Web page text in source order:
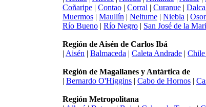
Coñaripe | Contao | Corral | Curanue |
Muermos | Maullín | Neltume | Niebla |
Río Bueno | Río Negro | San José de la
Región de Aisén de Carlos Ibá
| Aisén | Balmaceda | Caleta Andrade |
Región de Magallanes y Antártica de
| Bernardo O'Higgins | Cabo de Hornos |
Región Metropolitana